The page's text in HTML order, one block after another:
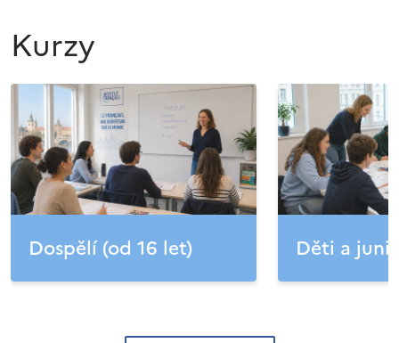
Kurzy
Dospělí (od 16 let) Děti a